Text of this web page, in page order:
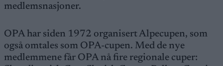
medlemsnasjoner.
OPA har siden 1972 organisert Alpecupen, som
også omtales som OPA-cupen. Med de nye
medlemmene får OPA nå fire regionale cuper: